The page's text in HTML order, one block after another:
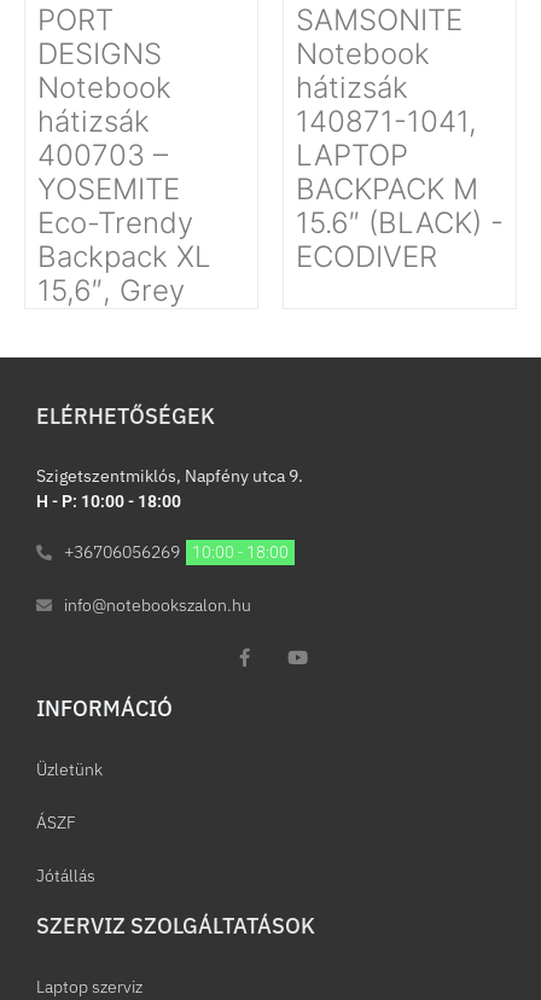
PORT
DESIGNS
Notebook
hátizsák
400703 –
YOSEMITE
Eco-Trendy
Backpack XL
15,6″, Grey
SAMSONITE
Notebook
hátizsák
140871-1041,
LAPTOP
BACKPACK M
15.6″ (BLACK) -
ECODIVER
ELÉRHETŐSÉGEK
Szigetszentmiklós, Napfény utca 9.
H - P: 10:00 - 18:00
+36706056269 10:00 - 18:00
info@notebookszalon.hu
INFORMÁCIÓ​
Üzletünk
ÁSZF
Jótállás
SZERVIZ SZOLGÁLTATÁSOK
Laptop szerviz